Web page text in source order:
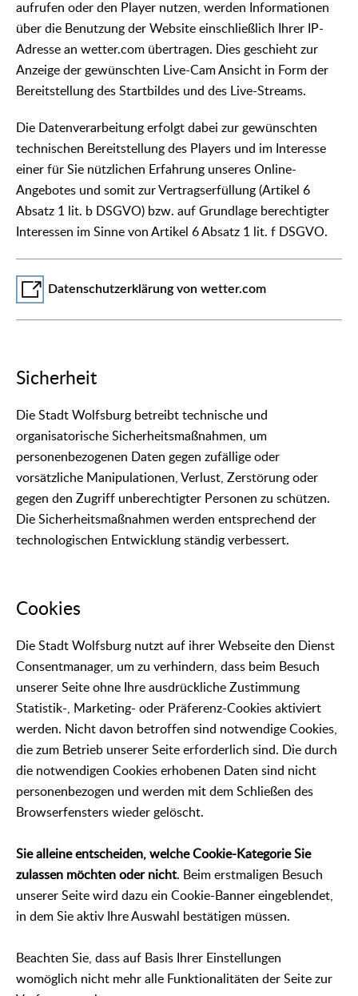
aufrufen oder den Player nutzen, werden Informationen
über die Benutzung der Website einschließlich Ihrer IP-
Adresse an wetter.com übertragen. Dies geschieht zur
Anzeige der gewünschten Live-Cam Ansicht in Form der
Bereitstellung des Startbildes und des Live-Streams.
Die Datenverarbeitung erfolgt dabei zur gewünschten
technischen Bereitstellung des Players und im Interesse
einer für Sie nützlichen Erfahrung unseres Online-
Angebotes und somit zur Vertragserfüllung (Artikel 6
Absatz 1 lit. b DSGVO) bzw. auf Grundlage berechtigter
Interessen im Sinne von Artikel 6 Absatz 1 lit. f DSGVO.
Datenschutzerklärung von wetter.com
Sicherheit
Die Stadt Wolfsburg betreibt technische und
organisatorische Sicherheitsmaßnahmen, um
personenbezogenen Daten gegen zufällige oder
vorsätzliche Manipulationen, Verlust, Zerstörung oder
gegen den Zugriff unberechtigter Personen zu schützen.
Die Sicherheitsmaßnahmen werden entsprechend der
technologischen Entwicklung ständig verbessert.
Cookies
Die Stadt Wolfsburg nutzt auf ihrer Webseite den Dienst
Consentmanager, um zu verhindern, dass beim Besuch
unserer Seite ohne Ihre ausdrückliche Zustimmung
Statistik-, Marketing- oder Präferenz-Cookies aktiviert
werden. Nicht davon betroffen sind notwendige Cookies,
die zum Betrieb unserer Seite erforderlich sind. Die durch
die notwendigen Cookies erhobenen Daten sind nicht
personenbezogen und werden mit dem Schließen des
Browserfensters wieder gelöscht.
Sie alleine entscheiden, welche Cookie-Kategorie Sie
zulassen möchten oder nicht. Beim erstmaligen Besuch
unserer Seite wird dazu ein Cookie-Banner eingeblendet,
in dem Sie aktiv Ihre Auswahl bestätigen müssen.
Beachten Sie, dass auf Basis Ihrer Einstellungen
womöglich nicht mehr alle Funktionalitäten der Seite zur